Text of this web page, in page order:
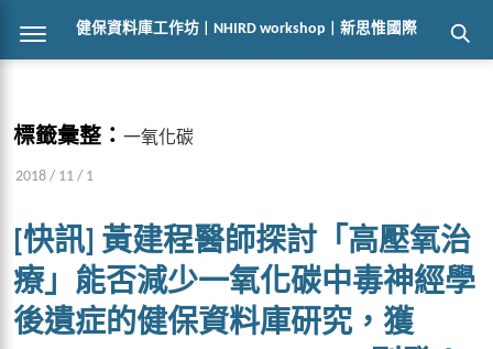
健保資料庫工作坊 | NHIRD workshop | 新思惟國際
標籤彙整： 一氧化碳
2018 / 11 / 1
[快訊] 黃建程醫師探討「高壓氧治
療」能否減少一氧化碳中毒神經學
後遺症的健保資料庫研究，獲